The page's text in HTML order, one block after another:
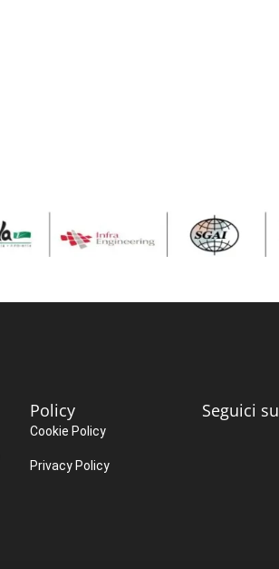
Policy
Cookie Policy
Privacy Policy
Seguici su